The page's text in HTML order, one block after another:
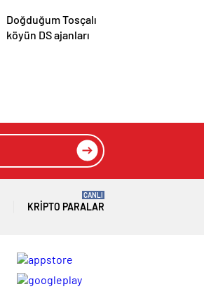
Doğduğum Tosçalı
köyün DS ajanları
KRIPTO PARALAR
CANLI